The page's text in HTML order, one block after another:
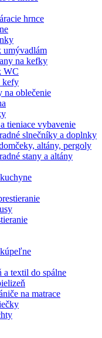
hrnce
na kefky
WC
kefy
na oblečenie
tieniace vybavenie
slnečníky a doplnky
altány, pergoly
stany a altány
a textil do spálne
na matrace